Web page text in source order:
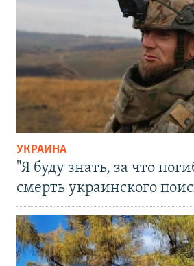
УКРАИНА
"Я буду знать, за что
смерть украинского